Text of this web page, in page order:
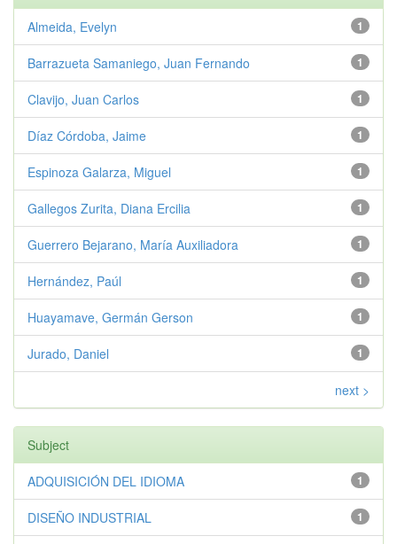
1
Almeida, Evelyn
1
Barrazueta Samaniego, Juan Fernando
1
Clavijo, Juan Carlos
1
Díaz Córdoba, Jaime
1
Espinoza Galarza, Miguel
1
Gallegos Zurita, Diana Ercilia
1
Guerrero Bejarano, María Auxiliadora
1
Hernández, Paúl
1
Huayamave, Germán Gerson
1
Jurado, Daniel
next >
Subject
1
ADQUISICIÓN DEL IDIOMA
1
DISEÑO INDUSTRIAL